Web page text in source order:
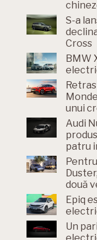
S-a
Cross
BMW
unui
Audi
patru
două
Epiq
Un